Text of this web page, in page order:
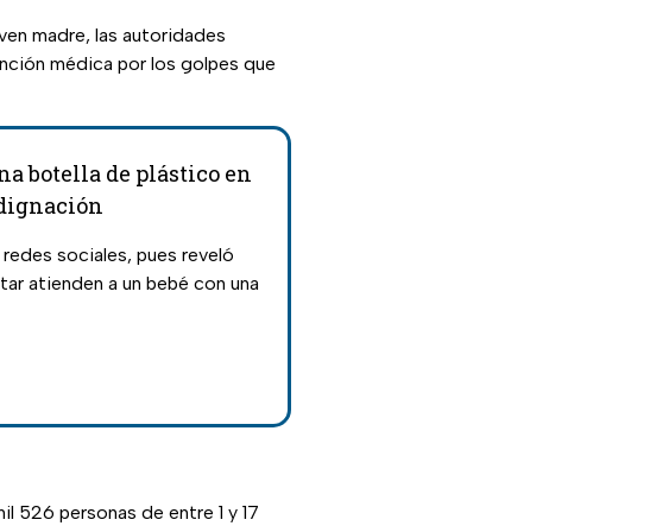
madre, las autoridades
médica por los golpes que
botella de plástico en
sociales, pues reveló
atienden a un bebé con una
526 personas de entre 1 y 17